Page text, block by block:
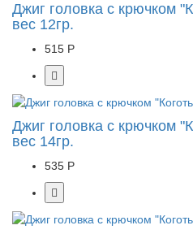
Джиг головка с крючком
вес 12гр.
515 Р
Джиг головка с крючком
вес 14гр.
535 Р